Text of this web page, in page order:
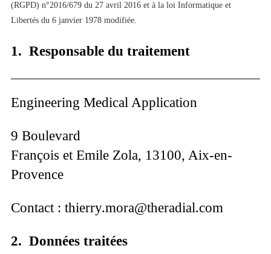
(RGPD) n°2016/679 du 27 avril 2016 et à la loi Informatique et
Libertés du 6 janvier 1978 modifiée.
1. Responsable du traitement
Engineering Medical Application
9 Boulevard
François et Emile Zola, 13100, Aix-en-
Provence
Contact : thierry.mora@theradial.com
2. Données traitées